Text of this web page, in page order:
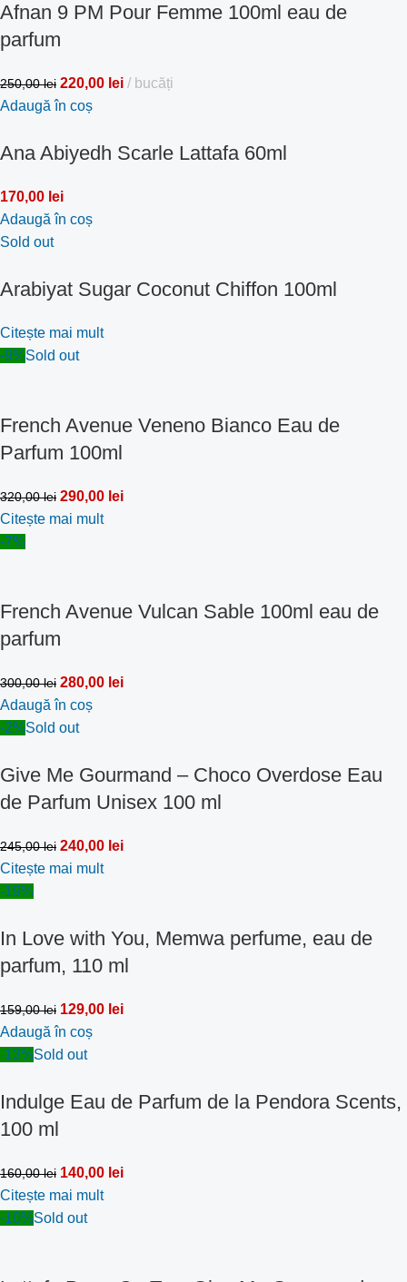
Afnan 9 PM Pour Femme 100ml eau de
parfum
250,00lei 220,00 lei
bucăți
Adaugă în coș
Ana Abiyedh Scarle Lattafa 60ml
170,00 lei
Adaugă în coș
Sold out
Arabiyat Sugar Coconut Chiffon 100ml
Citește mai mult
-9%Sold out
French Avenue Veneno Bianco Eau de
Parfum 100ml
320,00lei 290,00 lei
Citește mai mult
-7%
French Avenue Vulcan Sable 100ml eau de
parfum
300,00lei 280,00 lei
Adaugă în coș
-2%Sold out
Give Me Gourmand – Choco Overdose Eau
de Parfum Unisex 100 ml
245,00lei 240,00 lei
Citește mai mult
-19%
In Love with You, Memwa perfume, eau de
parfum, 110 ml
159,00lei 129,00 lei
Adaugă în coș
-13%Sold out
Indulge Eau de Parfum de la Pendora Scents,
100 ml
160,00lei 140,00 lei
Citește mai mult
-10%Sold out